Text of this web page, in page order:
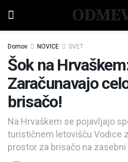
Domov NOVICE SVET
Šok na
Zaračunavajo
brisačo!
Na Hrvaškem se pojavljajo
turističnem letovišču Vodice
prostor za brisačo na zasebni